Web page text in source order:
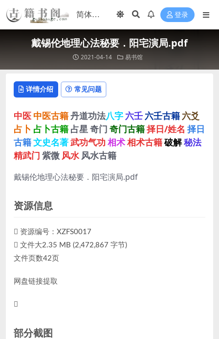
登录
戴锡伦地理心法秘要．阳宅演局.pdf
2021-04-14 易书馆
详情介绍 常见问题
中医 中医古籍丹道功法八字 六壬 六壬古籍 六爻
占卜 占卜古籍 占星 奇门 奇门古籍择日/姓名 择日
古籍文史名著武功气功 相术相术古籍破解秘法
精武门 紫微 风水 风水古籍
戴锡伦地理心法秘要．阳宅演局.pdf
资源信息
资源编号： XZFS0017
文件大2.35 MB (2,472,867 字节)
文件页数42页
网盘链接提取
部分截图